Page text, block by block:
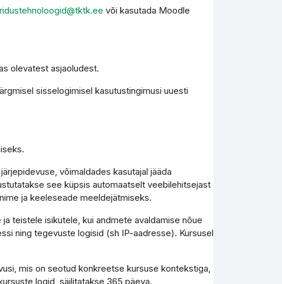
või kasutada Moodle
olevatest asjaoludest.
sisselogimisel kasutustingimusi uuesti
võimaldades kasutajal jääda
see küpsis automaatselt veebilehitsejast
ja keeleseade meeldejätmiseks.
teistele isikutele, kui andmete avaldamise nõue
ning tegevuste logisid (sh IP-aadresse). Kursusel
mis on seotud konkreetse kursuse kontekstiga,
logid, säilitatakse 365 päeva.